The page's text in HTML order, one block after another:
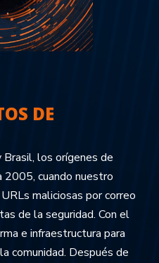
DE
los orígenes de
cuando nuestro
maliciosas por correo
de la seguridad. Con el
e infraestructura para
comunidad. Después de